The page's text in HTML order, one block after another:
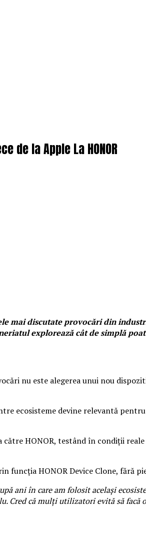
la Apple La HONOR
mai discutate provocări din
explorează cât de simplă
nu este alegerea unui nou
ecosisteme devine relevantă
HONOR, testând în condiții
HONOR Device Clone, fără
ani în care am folosit același
Cred că mulți utilizatori evită să